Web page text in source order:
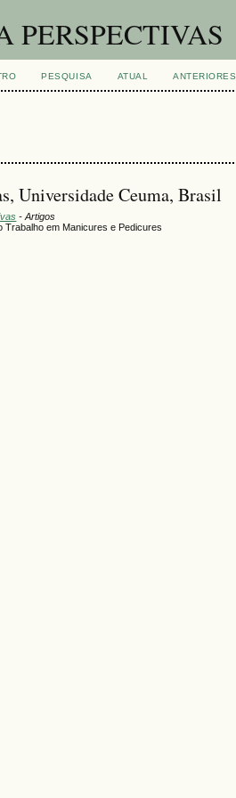
PERSPECTIVAS
PESQUISA ATUAL ANTERIORES
Universidade Ceuma, Brasil
- Artigos
em Manicures e Pedicures